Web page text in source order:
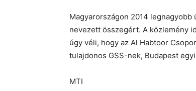
Magyarországon 2014
nevezett összegért. A közlemény
úgy véli, hogy az Al Habtoor
tulajdonos GSS-nek, Budapest
MTI